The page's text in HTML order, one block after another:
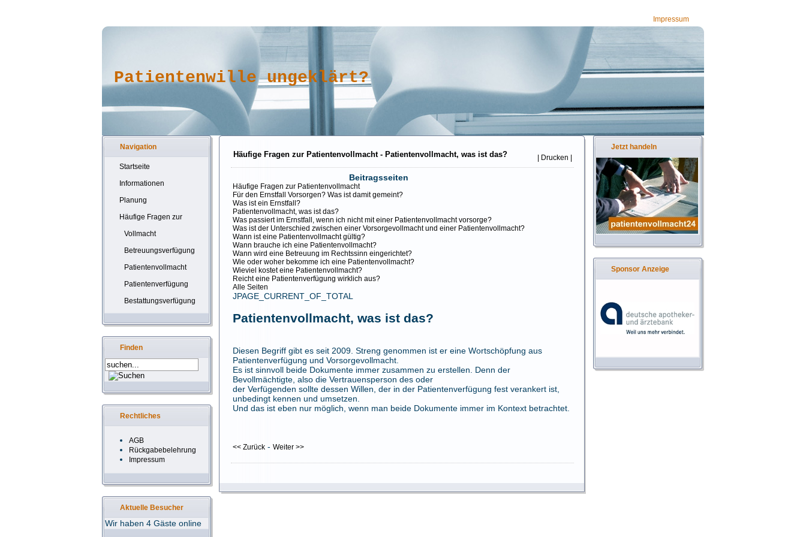
Impressum
Patientenwille ungeklärt?
Navigation
Startseite
Informationen
Planung
Häufige Fragen zur
Vollmacht
Betreuungsverfügung
Patientenvollmacht
Patientenverfügung
Bestattungsverfügung
Finden
Rechtliches
AGB
Rückgabebelehrung
Impressum
Aktuelle Besucher
Wir haben 4 Gäste online
Jetzt handeln
Sponsor Anzeige
Häufige Fragen zur Patientenvollmacht - Patientenvollmacht, was ist das? | Drucken |
Beitragsseiten
Häufige Fragen zur Patientenvollmacht
Für den Ernstfall Vorsorgen? Was ist damit gemeint?
Was ist ein Ernstfall?
Patientenvollmacht, was ist das?
Was passiert im Ernstfall, wenn ich nicht mit einer Patientenvollmacht vorsorge?
Was ist der Unterschied zwischen einer Vorsorgevollmacht und einer Patientenvollmacht?
Wann ist eine Patientenvollmacht gültig?
Wann brauche ich eine Patientenvollmacht?
Wann wird eine Betreuung im Rechtssinn eingerichtet?
Wie oder woher bekomme ich eine Patientenvollmacht?
Wieviel kostet eine Patientenvollmacht?
Reicht eine Patientenverfügung wirklich aus?
Alle Seiten
JPAGE_CURRENT_OF_TOTAL
Patientenvollmacht, was ist das?
Diesen Begriff gibt es seit 2009. Streng genommen ist er eine Wortschöpfung aus
Patientenverfügung und Vorsorgevollmacht.
Es ist sinnvoll beide Dokumente immer zusammen zu erstellen. Denn der
Bevollmächtigte, also die Vertrauensperson des oder
der Verfügenden sollte dessen Willen, der in der Patientenverfügung fest verankert ist,
unbedingt kennen und umsetzen.
Und das ist eben nur möglich, wenn man beide Dokumente immer im Kontext betrachtet.
<< Zurück - Weiter >>